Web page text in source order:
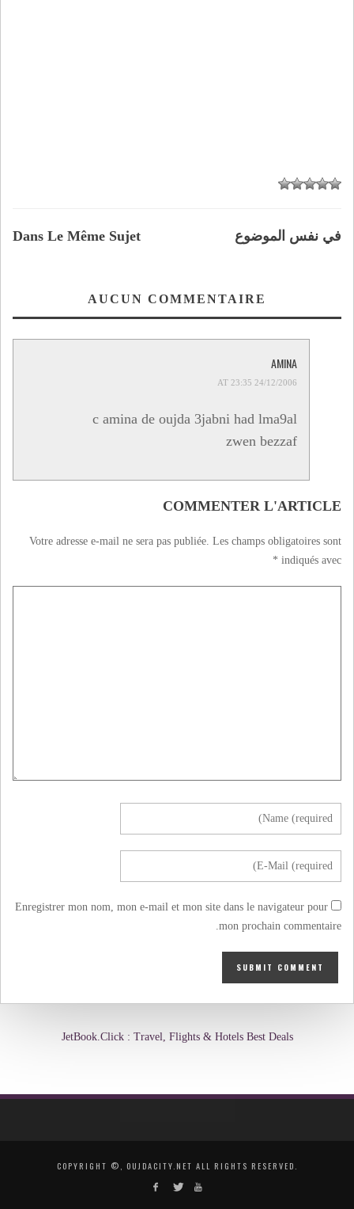
Dans Le Même Sujet في نفس الموضوع
AUCUN COMMENTAIRE
AMINA
24/12/2006 AT 23:35
c amina de oujda 3jabni had lma9al
zwen bezzaf
COMMENTER L'ARTICLE
Votre adresse e-mail ne sera pas publiée. Les champs obligatoires sont
indiqués avec
*
Enregistrer mon nom, mon e-mail et mon site dans le navigateur pour
mon prochain commentaire.
JetBook.Click : Travel, Flights & Hotels Best Deals
COPYRIGHT ©, OUJDACITY.NET ALL RIGHTS RESERVED.